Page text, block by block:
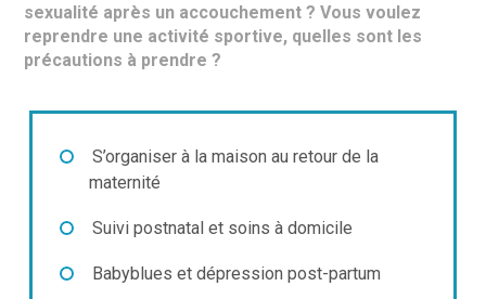
sexualité après un accouchement ? Vous voulez
reprendre une activité sportive, quelles sont les
précautions à prendre ?
S’organiser à la maison au retour de la
maternité
Suivi postnatal et soins à domicile
Babyblues et dépression post-partum